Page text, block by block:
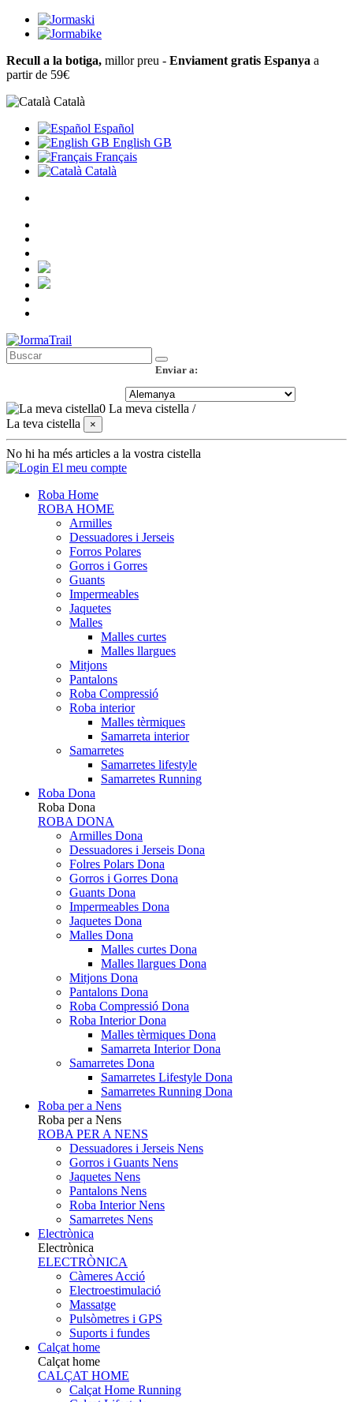
Recull a la botiga, millor preu - Enviament gratis Espanya a
partir de 59€
Català
Español
English GB
Français
Català
Enviar a:
0 La meva cistella /
La teva cistella
×
No hi ha més articles a la vostra cistella
El meu compte
Roba Home
ROBA HOME
Armilles
Dessuadores i Jerseis
Forros Polares
Gorros i Gorres
Guants
Impermeables
Jaquetes
Malles
Malles curtes
Malles llargues
Mitjons
Pantalons
Roba Compressió
Roba interior
Malles tèrmiques
Samarreta interior
Samarretes
Samarretes lifestyle
Samarretes Running
Roba Dona
Roba Dona
ROBA DONA
Armilles Dona
Dessuadores i Jerseis Dona
Folres Polars Dona
Gorros i Gorres Dona
Guants Dona
Impermeables Dona
Jaquetes Dona
Malles Dona
Malles curtes Dona
Malles llargues Dona
Mitjons Dona
Pantalons Dona
Roba Compressió Dona
Roba Interior Dona
Malles tèrmiques Dona
Samarreta Interior Dona
Samarretes Dona
Samarretes Lifestyle Dona
Samarretes Running Dona
Roba per a Nens
Roba per a Nens
ROBA PER A NENS
Dessuadores i Jerseis Nens
Gorros i Guants Nens
Jaquetes Nens
Pantalons Nens
Roba Interior Nens
Samarretes Nens
Electrònica
Electrònica
ELECTRÒNICA
Càmeres Acció
Electroestimulació
Massatge
Pulsòmetres i GPS
Suports i fundes
Calçat home
Calçat home
CALÇAT HOME
Calçat Home Running